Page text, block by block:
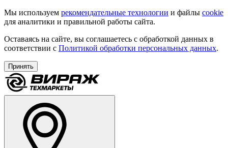
Мы используем рекомендательные технологии и файлы cookie
для аналитики и правильной работы сайта.
Оставаясь на сайте, вы соглашаетесь с обработкой данных в
соответствии с Политикой обработки персональных данных.
Принять